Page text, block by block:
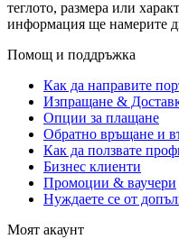
теглото, размера или
информация ще намерите
Помощ и поддръжка
Как да направите
Изпращане &
Опции за плащане
Обратно връщане и
Как да ползвате
Бизнес клиенти
Промоции & ваучери
Нуждаете се от
Моят акаунт